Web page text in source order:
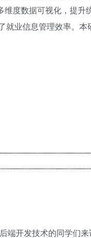
度数据可视化，提
就业信息管理效率。
端开发技术的同学们